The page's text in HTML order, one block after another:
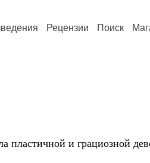
Рецензии Поиск
пластичной и грациозной